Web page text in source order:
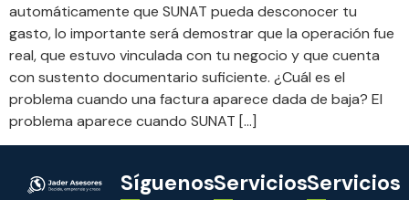
automáticamente que SUNAT pueda desconocer tu
gasto, lo importante será demostrar que la operación fue
real, que estuvo vinculada con tu negocio y que cuenta
con sustento documentario suficiente. ¿Cuál es el
problema cuando una factura aparece dada de baja? El
problema aparece cuando SUNAT […]
SíguenosServiciosServicios